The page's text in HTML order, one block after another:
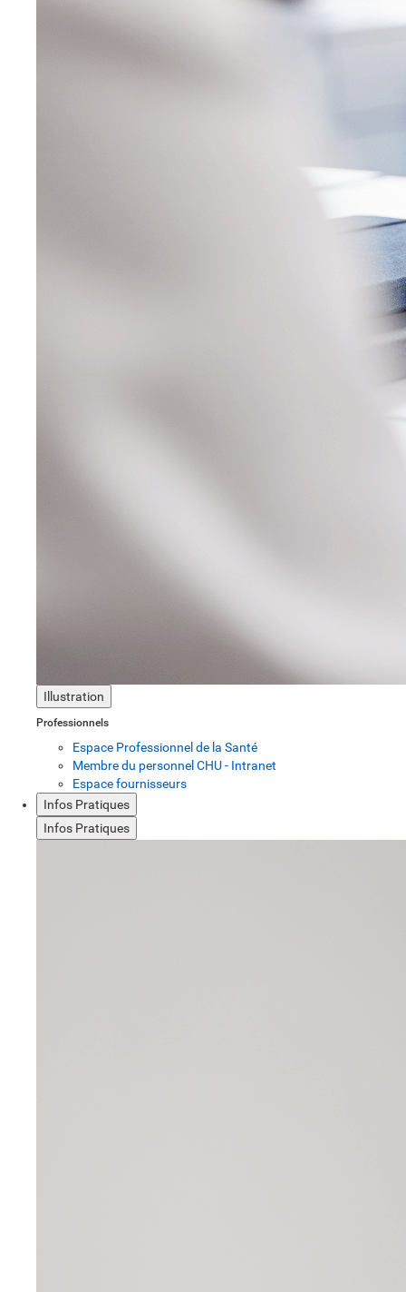
Illustration
Professionnels
Espace Professionnel de la Santé
Membre du personnel CHU - Intranet
Espace fournisseurs
Infos Pratiques
Infos Pratiques